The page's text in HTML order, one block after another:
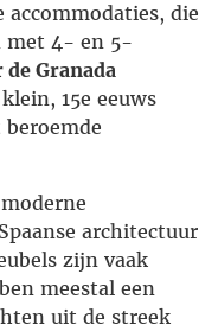
die
met 4- en 5-
de Granada
15e eeuws
architectuur
zijn vaak
meestal een
uit de streek